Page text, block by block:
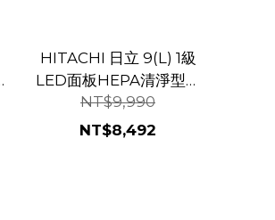
HITACHI 日立 9(L) 1級
LED面板HEPA清淨型除
濕機 RD-18FC 榮耀紫
NT$9,990
NT$8,492